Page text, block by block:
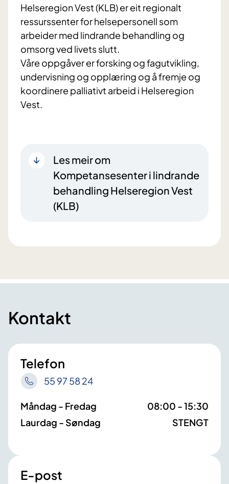
Helseregion Vest (KLB) er eit regionalt
ressurssenter for helsepersonell som
arbeider med lindrande behandling og
omsorg ved livets slutt.
Våre oppgåver er forsking og fagutvikling,
undervisning og opplæring og å fremje og
koordinere palliativt arbeid i Helseregion
Vest.
Les meir om
Kompetansesenter i lindrande
behandling Helseregion Vest
(KLB)
Kontakt
Telefon
55 97 58 24
Måndag - Fredag
08:00 - 15:30
Laurdag - Søndag
STENGT
E-post